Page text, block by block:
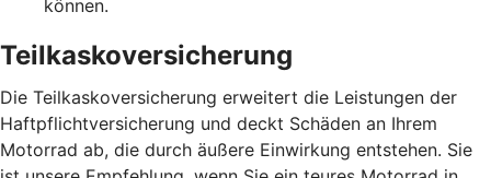
können.
Teilkaskoversicherung
Die Teilkaskoversicherung erweitert die Leistungen der
Haftpflichtversicherung und deckt Schäden an Ihrem
Motorrad ab, die durch äußere Einwirkung entstehen. Sie